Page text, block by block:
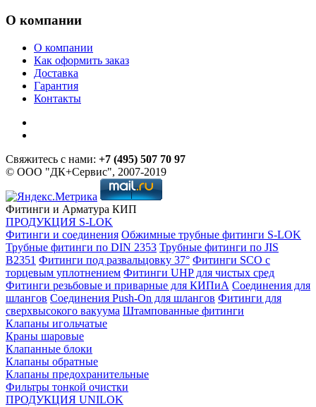
О компании
О компании
Как оформить заказ
Доставка
Гарантия
Контакты
Свяжитесь с нами: +7 (495) 507 70 97
© ООО "ДК+Сервис", 2007-2019
Фитинги и Арматура КИП
ПРОДУКЦИЯ S-LOK
Фитинги и соединения Обжимные трубные фитинги S-LOK
Трубные фитинги по DIN 2353 Трубные фитинги по JIS
B2351 Фитинги под развальцовку 37° Фитинги SCO с
торцевым уплотнением Фитинги UHP для чистых сред
Фитинги резьбовые и приварные для КИПиА Соединения для
шлангов Соединения Push-On для шлангов Фитинги для
сверхвысокого вакуума Штампованные фитинги
Клапаны игольчатые
Краны шаровые
Клапанные блоки
Клапаны обратные
Клапаны предохранительные
Фильтры тонкой очистки
ПРОДУКЦИЯ UNILOK